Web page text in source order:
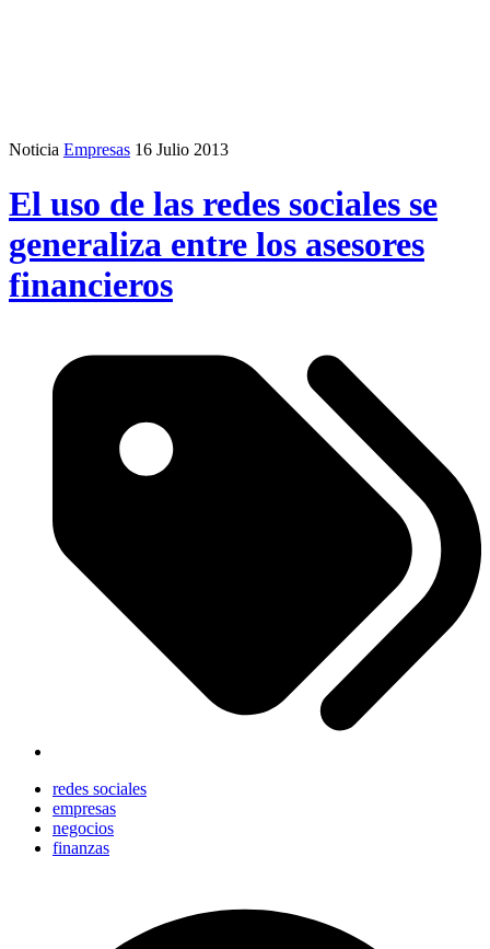
Noticia Empresas 16 Julio 2013
El uso de las redes sociales se
generaliza entre los asesores
financieros
redes sociales
empresas
negocios
finanzas